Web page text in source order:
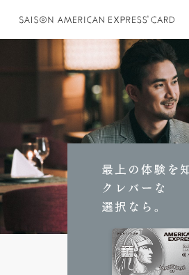
プラチナの新規お申し込みはこちら